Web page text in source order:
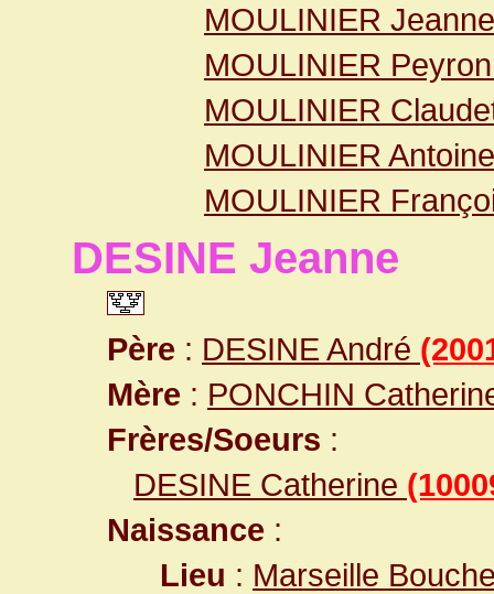
MOULINIER Jeanne
MOULINIER
MOULINIER
MOULINIER
MOULINIER
DESINE Jeanne
Père : DESINE André
Mère : PONCHIN
Frères/Soeurs :
DESINE Catherine
Naissance :
Lieu : Marseille